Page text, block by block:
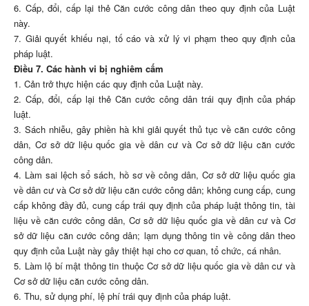
6. Cấp, đổi, cấp lại thẻ Căn cước công dân theo quy định của Luật
này.
7. Giải quyết khiếu nại, tố cáo và xử lý vi phạm theo quy định của
pháp luật.
Điều 7. Các hành vi bị nghiêm cấm
1. Cản trở thực hiện các quy định của Luật này.
2. Cấp, đổi, cấp lại thẻ Căn cước công dân trái quy định của pháp
luật.
3. Sách nhiễu, gây phiền hà khi giải quyết thủ tục về căn cước công
dân, Cơ sở dữ liệu quốc gia về dân cư và Cơ sở dữ liệu căn cước
công dân.
4. Làm sai lệch sổ sách, hồ sơ về công dân, Cơ sở dữ liệu quốc gia
về dân cư và Cơ sở dữ liệu căn cước công dân; không cung cấp, cung
cấp không đầy đủ, cung cấp trái quy định của pháp luật thông tin, tài
liệu về căn cước công dân, Cơ sở dữ liệu quốc gia về dân cư và Cơ
sở dữ liệu căn cước công dân; lạm dụng thông tin về công dân theo
quy định của Luật này gây thiệt hại cho cơ quan, tổ chức, cá nhân.
5. Làm lộ bí mật thông tin thuộc Cơ sở dữ liệu quốc gia về dân cư và
Cơ sở dữ liệu căn cước công dân.
6. Thu, sử dụng phí, lệ phí trái quy định của pháp luật.